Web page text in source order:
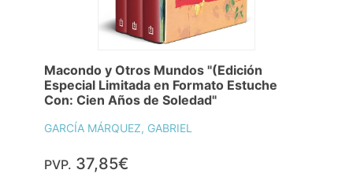
Macondo y Otros Mundos "(Edición
Especial Limitada en Formato Estuche
Con: Cien Años de Soledad"
GARCÍA MÁRQUEZ, GABRIEL
PVP. 37,85€